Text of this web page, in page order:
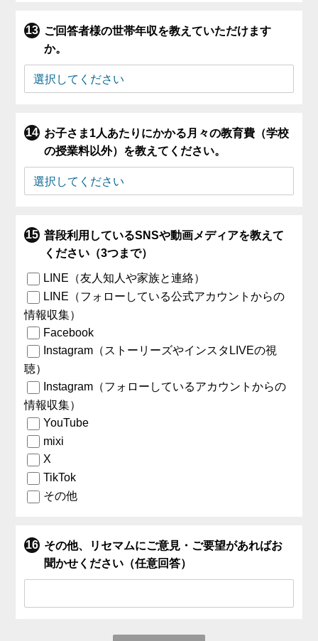
ご回答者様の世帯年収を教えていただけます
か。
お子さま1人あたりにかかる月々の教育費（学校
の授業料以外）を教えてください。
普段利用しているSNSや動画メディアを教えて
ください（3つまで）
LINE（友人知人や家族と連絡）
LINE（フォローしている公式アカウントからの
情報収集）
Facebook
Instagram（ストーリーズやインスタLIVEの視
聴）
Instagram（フォローしているアカウントからの
情報収集）
YouTube
mixi
X
TikTok
その他
その他、リセマムにご意見・ご要望があればお
聞かせください（任意回答）